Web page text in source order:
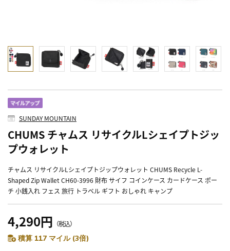
SUNDAY MOUNTAIN
CHUMS チャムス リサイクルLシェイプトジッ
プウォレット
チャムス リサイクルLシェイプトジップウォレット CHUMS Recycle L-
Shaped Zip Wallet CH60-3996 財布 サイフ コインケース カードケース ポー
チ 小銭入れ フェス 旅行 トラベル ギフト おしゃれ キャンプ
4,290円 （税込）
積算 117 マイル (3倍)